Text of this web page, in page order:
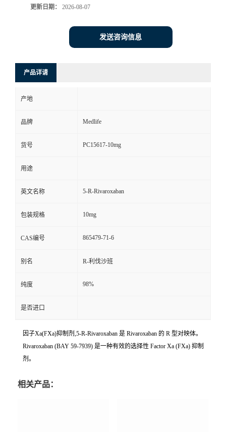
更新日期： 2026-08-07
发送咨询信息
产品详请
产地
品牌 Medlife
货号 PC15617-10mg
用途
英文名称 5-R-Rivaroxaban
包装规格 10mg
CAS编号 865479-71-6
别名 R-利伐沙班
纯度 98%
是否进口
因子Xa(FXa)抑制剂,5-R-Rivaroxaban 是 Rivaroxaban 的 R 型对映体。
Rivaroxaban (BAY 59-7939) 是一种有效的选择性 Factor Xa (FXa) 抑制
剂。
相关产品：